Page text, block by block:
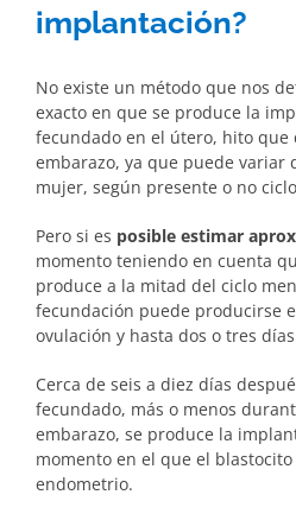
implantación?
No existe un método que nos
exacto en que se produce la
fecundado en el útero, hito que
embarazo, ya que puede variar
mujer, según presente o no
Pero si es posible estimar
momento teniendo en cuenta
produce a la mitad del ciclo
fecundación puede producirse
ovulación y hasta dos o tres
Cerca de seis a diez días
fecundado, más o menos
embarazo, se produce la
momento en el que el
endometrio.